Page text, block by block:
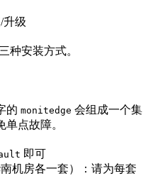
升级
种安装方式。
的 monitedge 会组成一个集
点故障。
即可
机房各一套）：请为每套